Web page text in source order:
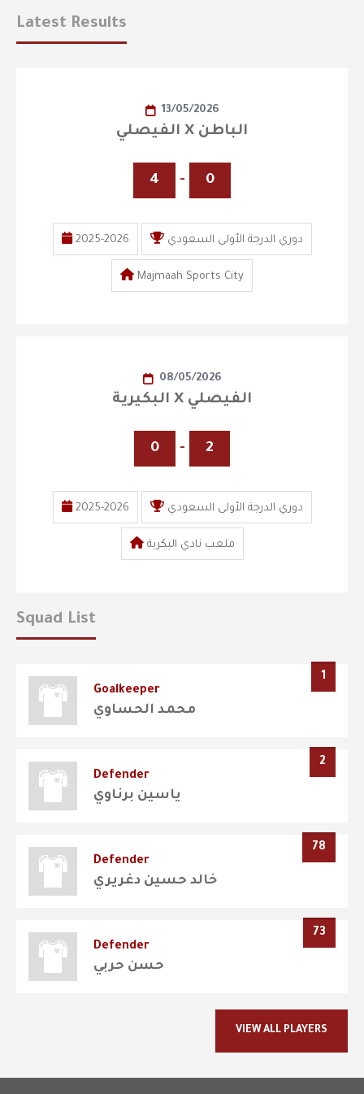
Latest Results
13/05/2026
الفيصلي X الباطن
4 - 0
2025-2026 دوري الدرجة الأولى السعودي
Majmaah Sports City
08/05/2026
البكيرية X الفيصلي
0 - 2
2025-2026 دوري الدرجة الأولى السعودي
ملعب نادي البكرية
Squad List
1
Goalkeeper
محمد الحساوي
2
Defender
ياسين برناوي
78
Defender
خالد حسين دغريري
73
Defender
حسن حربي
VIEW ALL PLAYERS